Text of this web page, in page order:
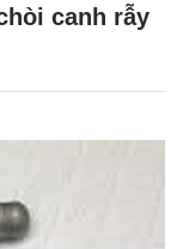
canh rẫy